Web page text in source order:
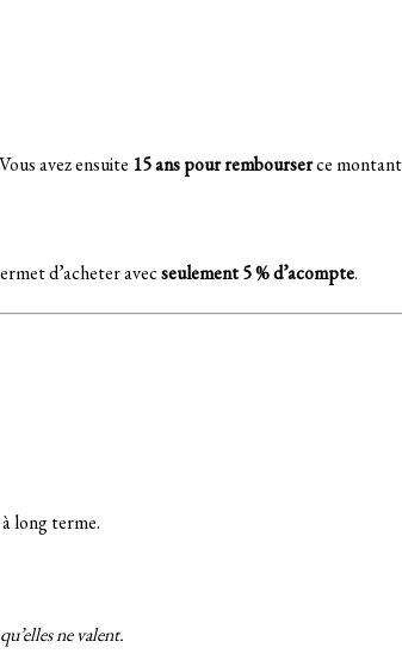
avez ensuite 15 ans pour rembourserce
d’acheter avecseulement 5 % d’acompte.
long terme.
ne valent.